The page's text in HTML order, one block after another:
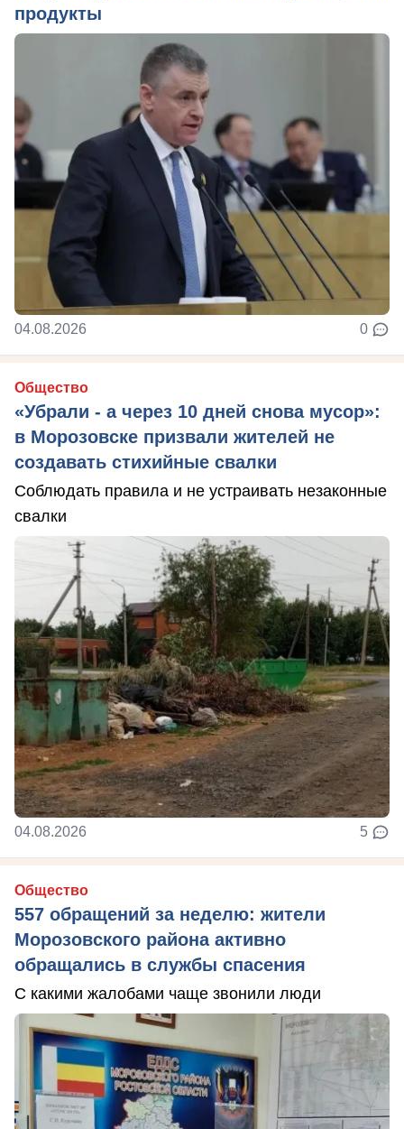
продукты
04.08.2026 0
Общество
«Убрали - а через 10 дней снова мусор»:
в Морозовске призвали жителей не
создавать стихийные свалки
Соблюдать правила и не устраивать незаконные
свалки
04.08.2026 5
Общество
557 обращений за неделю: жители
Морозовского района активно
обращались в службы спасения
С какими жалобами чаще звонили люди